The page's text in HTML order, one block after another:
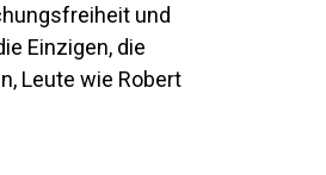
und
Einzigen, die
Leute wie Robert